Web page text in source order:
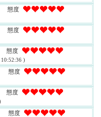
態度
態度
態度
)
態度
態度
態度